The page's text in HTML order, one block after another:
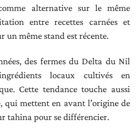
alternative sur le même
entre recettes carnées et
un même stand est récente.
des fermes du Delta du Nil
locaux cultivés en
Cette tendance touche aussi
qui mettent en avant l’origine de
tahina pour se différencier.